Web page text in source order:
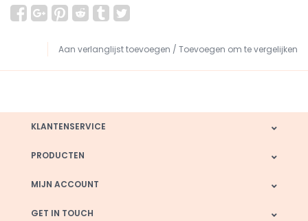
Aan verlanglijst toevoegen / Toevoegen om te vergelijken
KLANTENSERVICE
PRODUCTEN
MIJN ACCOUNT
GET IN TOUCH